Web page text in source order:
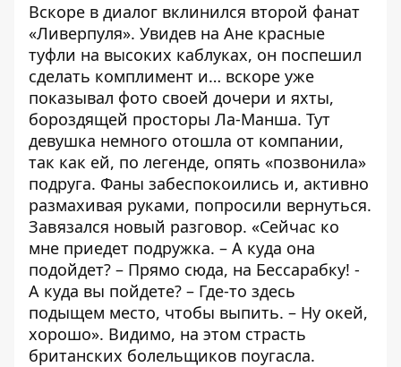
Вскоре в диалог вклинился второй фанат
«Ливерпуля». Увидев на Ане красные
туфли на высоких каблуках, он поспешил
сделать комплимент и… вскоре уже
показывал фото своей дочери и яхты,
бороздящей просторы Ла-Манша. Тут
девушка немного отошла от компании,
так как ей, по легенде, опять «позвонила»
подруга. Фаны забеспокоились и, активно
размахивая руками, попросили вернуться.
Завязался новый разговор. «Сейчас ко
мне приедет подружка. – А куда она
подойдет? – Прямо сюда, на Бессарабку! -
А куда вы пойдете? – Где-то здесь
подыщем место, чтобы выпить. – Ну окей,
хорошо». Видимо, на этом страсть
британских болельщиков поугасла.